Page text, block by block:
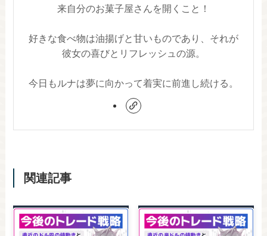
来自分のお菓子屋さんを開くこと！
好きな食べ物は油揚げと甘いものであり、それが
彼女の喜びとリフレッシュの源。
今日もルナは夢に向かって着実に前進し続ける。
関連記事